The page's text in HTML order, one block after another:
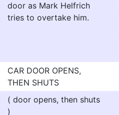
door as Mark Helfrich
tries to overtake him.
CAR DOOR OPENS,
THEN SHUTS
( door opens, then shuts
)